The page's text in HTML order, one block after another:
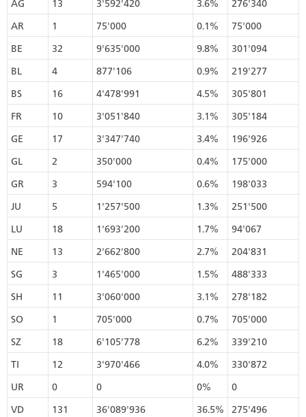
AG 13 3'592'420 3.6%
276'340
AR
1 75'000 0.1%
75'000
BE
32 9'635'000 9.8%
301'094
BL
4 877'106 0.9%
219'277
BS
16 4'478'991 4.5%
305'801
FR
10 3'051'840 3.1%
305'184
GE
17 3'347'740 3.4%
196'926
GL
2 350'000 0.4%
175'000
GR
3 594'100 0.6%
198'033
JU
5 1'257'500 1.3%
251'500
LU
18 1'693'200 1.7%
94'067
NE
13 2'662'800 2.7%
204'831
SG
3 1'465'000 1.5%
488'333
SH
11 3'060'000 3.1%
278'182
SO
1 705'000 0.7%
705'000
SZ
18 6'105'778 6.2%
339'210
TI
12 3'970'466 4.0%
330'872
UR
0 0 0%
0
VD
131 36'089'936 36.5%
275'496